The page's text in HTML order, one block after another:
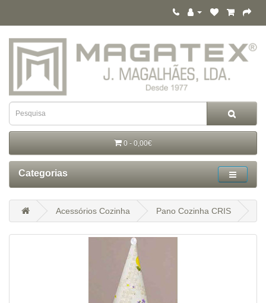
0 - 0,00€
Categorias
Acessórios Cozinha Pano Cozinha CRIS